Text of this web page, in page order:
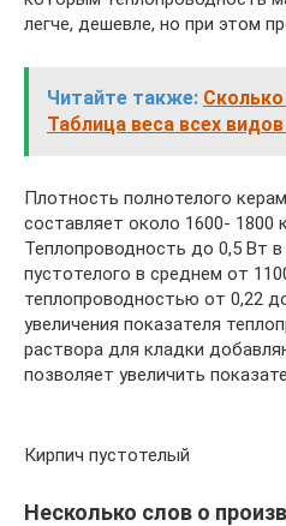
легче, дешевле, но при этом
Читайте также:
Таблица веса всех
Плотность полнотелого
составляет около 1600- 1800
Теплопроводность до 0,5 Вт
пустотелого в среднем от
теплопроводностью от 0,22
увеличения показателя
раствора для кладки
позволяет увеличить
Кирпич пустотелый
Несколько слов о